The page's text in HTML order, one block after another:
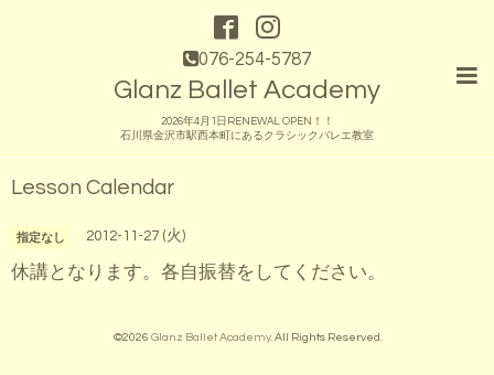
076-254-5787
Glanz Ballet Academy
2026年4月1日RENEWAL OPEN！！
石川県金沢市駅西本町にあるクラシックバレエ教室
Lesson Calendar
指定なし 2012-11-27 (火)
休講となります。各自振替をしてください。
©2026 Glanz Ballet Academy. All Rights Reserved.